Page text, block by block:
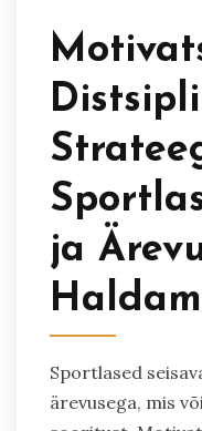
ja
Sportlased
ärevusega, mis